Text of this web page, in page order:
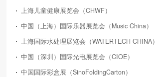
上海儿童健康展览会（CHWF）
中国（上海）国际乐器展览会（Music China）
上海国际水处理展览会（WATERTECH CHINA）
中国（深圳）国际光电展览会（CIOE）
中国国际彩盒展（SinoFoldingCarton）